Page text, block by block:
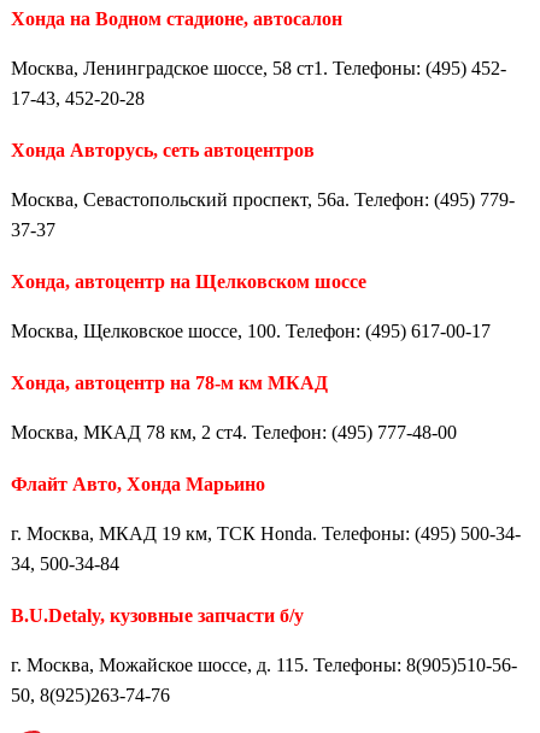
Хонда на Водном стадионе, автосалон
Москва, Ленинградское шоссе, 58 ст1. Телефоны: (495) 452-
17-43, 452-20-28
Хонда Авторусь, сеть автоцентров
Москва, Севастопольский проспект, 56а. Телефон: (495) 779-
37-37
Хонда, автоцентр на Щелковском шоссе
Москва, Щелковское шоссе, 100. Телефон: (495) 617-00-17
Хонда, автоцентр на 78-м км МКАД
Москва, МКАД 78 км, 2 ст4. Телефон: (495) 777-48-00
Флайт Авто, Хонда Марьино
г. Москва, МКАД 19 км, ТСК Honda. Телефоны: (495) 500-34-
34, 500-34-84
B.U.Detaly, кузовные запчасти б/у
г. Москва, Можайское шоссе, д. 115. Телефоны: 8(905)510-56-
50, 8(925)263-74-76